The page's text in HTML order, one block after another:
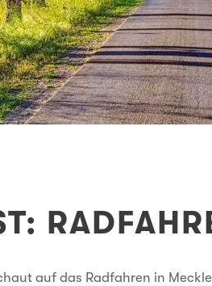
auf das Radfahren in